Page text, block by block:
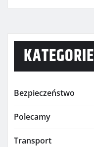
KATEGORIE
Bezpieczeństwo
Polecamy
Transport